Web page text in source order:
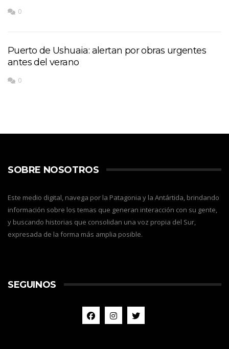
0
Puerto de Ushuaia: alertan por obras urgentes
antes del verano
0
SOBRE NOSOTROS
Este medio digital, navega por la Patagonia y la Antártida, brindando
información sobre los temas que generan interacción con su gente,
y buscando historias que consolidan una voz propia del Sur,
expresada de la forma más amplia posible.
SEGUINOS